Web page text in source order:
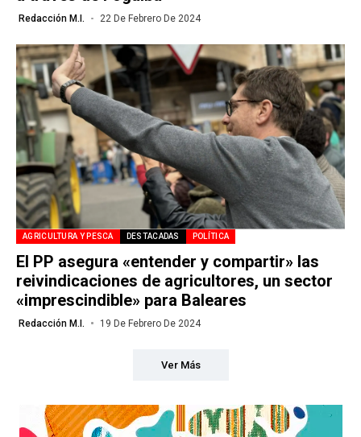
Redacción M.I. 22 De Febrero De 2024
AGRICULTURA Y PESCA DESTACADAS POLÍTICA
El PP asegura «entender y compartir» las
reivindicaciones de agricultores, un sector
«imprescindible» para Baleares
Redacción M.I. 19 De Febrero De 2024
Ver Más